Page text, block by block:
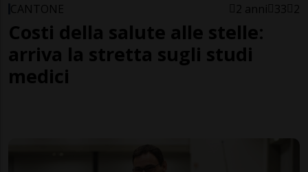
CANTONE 2 anni 33 2
Costi della salute alle stelle:
arriva la stretta sugli studi
medici